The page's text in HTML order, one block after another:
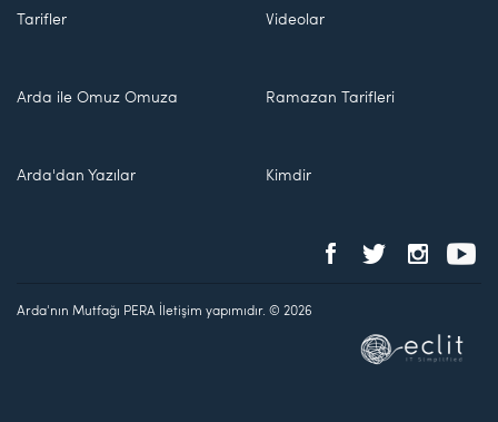
Tarifler Videolar
Arda ile Omuz Omuza Ramazan Tarifleri
Arda'dan Yazılar Kimdir
Arda'nın Mutfağı PERA İletişim yapımıdır. © 2026